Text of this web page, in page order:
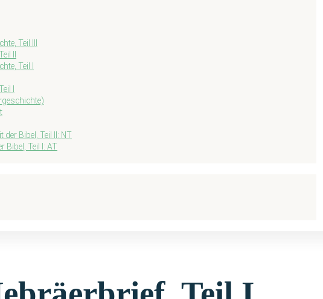
Teil III
II
Teil I
I
Bibel, Teil II: NT
Bibel, Teil I: AT